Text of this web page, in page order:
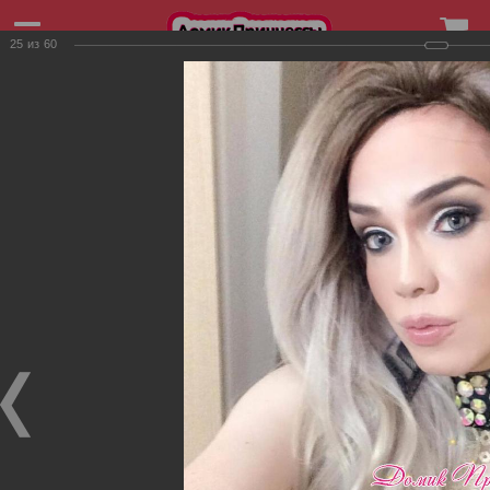
+7 (906) 253-43-48
Фотографии товаров Фото клиентоа
Фото клиентоа
15.08.2019
25 из 60